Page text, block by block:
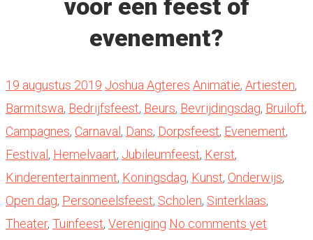
voor een feest of
evenement?
19 augustus 2019 Joshua Agteres Animatie, Artiesten,
Barmitswa, Bedrijfsfeest, Beurs, Bevrijdingsdag, Bruiloft,
Campagnes, Carnaval , Dans, Dorpsfeest, Evenement,
Festival , Hemelvaart, Jubileumfeest, Kerst,
Kinderentertainment, Koningsdag, Kunst, Onderwijs,
Open dag, Personeelsfeest, Scholen, Sinterklaas,
Theater, Tuinfeest, Vereniging No comments yet